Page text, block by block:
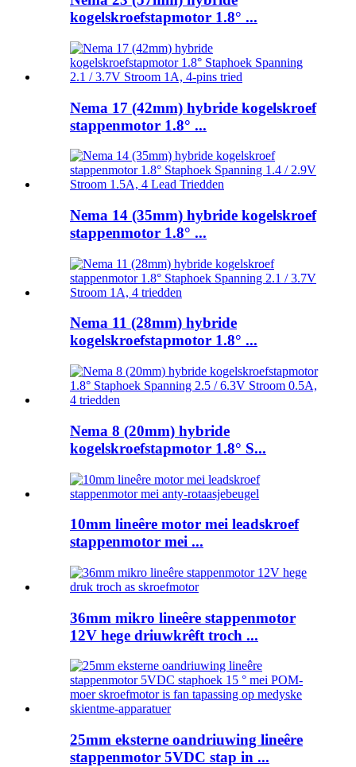
kogelskroefstapmotor 1.8° ...
Nema 17 (42mm) hybride kogelskroef
stappenmotor 1.8° ...
Nema 14 (35mm) hybride kogelskroef
stappenmotor 1.8° ...
Nema 11 (28mm) hybride
kogelskroefstapmotor 1.8° ...
Nema 8 (20mm) hybride
kogelskroefstapmotor 1.8° S...
10mm lineêre motor mei leadskroef
stappenmotor mei ...
36mm mikro lineêre stappenmotor
12V hege driuwkrêft troch ...
25mm eksterne oandriuwing lineêre
stappenmotor 5VDC stap in ...